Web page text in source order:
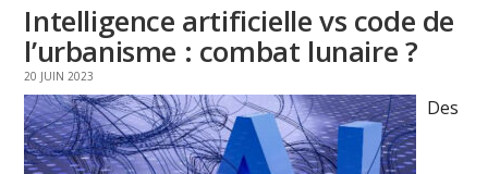
Intelligence artificielle vs code de
l’urbanisme : combat lunaire ?
20 JUIN 2023
Des